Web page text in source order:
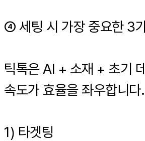
④ 세팅 시 가장 중요한 3
틱톡은 AI + 소재 + 초기
속도가 효율을 좌우합니다.
1) 타겟팅